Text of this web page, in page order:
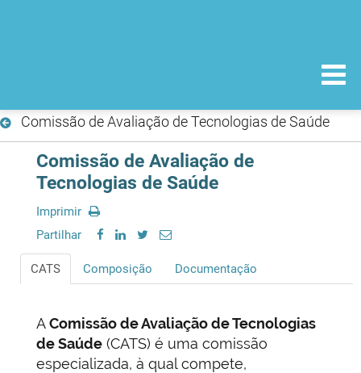
Comissão de Avaliação de Tecnologias de Saúde
Comissão de Avaliação de
Tecnologias de Saúde
Imprimir
Partilhar
CATS Composição Documentação
AComissão de Avaliação de Tecnologias
de Saúde (CATS) é uma comissão
especializada, à qual compete,